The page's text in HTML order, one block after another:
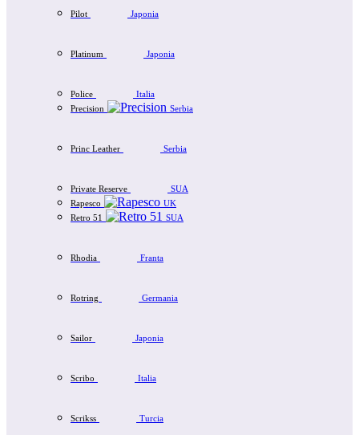
Pilot Japonia
Platinum Japonia
Police
Italia
Precision
Serbia
Princ Leather Serbia
Private Reserve
SUA
Rapesco
UK
Retro 51
SUA
Rhodia Franta
Rotring Germania
Sailor Japonia
Scribo Italia
Scrikss Turcia